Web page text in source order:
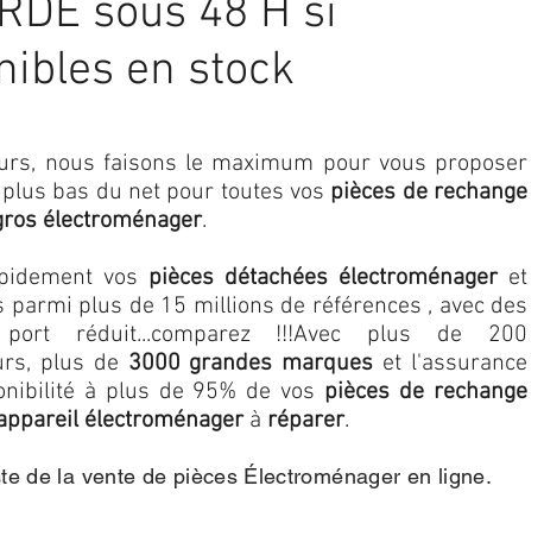
sous 48 H si
en stock
nous faisons le maximum pour vous proposer
bas du net pour toutes vos pièces de rechange
électroménager.
vos pièces détachées électroménageret
parmi plus de 15 millions de références , avec des
réduit...comparez !!!Avec plus de 200
plus de 3000 grandes marques et l'assurance
à plus de 95% de vos pièces de rechange
électroménagerà réparer.
de la vente de pièces Électroménager en ligne.